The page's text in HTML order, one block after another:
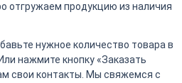
отгружаем продукцию из наличия
нужное количество товара в
нажмите кнопку «Заказать
свои контакты. Мы свяжемся с